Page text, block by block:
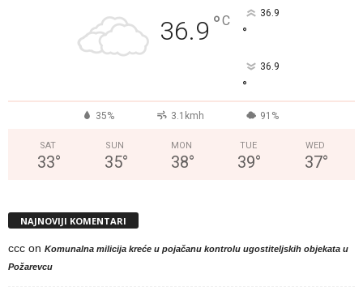
36.9 °C 36.9
°
36.9
°
35% 3.1kmh 91%
SAT
33°
SUN
35°
MON
38°
TUE
39°
WED
37°
NAJNOVIJI KOMENTARI
ccc on Komunalna milicija kreće u pojačanu kontrolu ugostiteljskih objekata u
Požarevcu